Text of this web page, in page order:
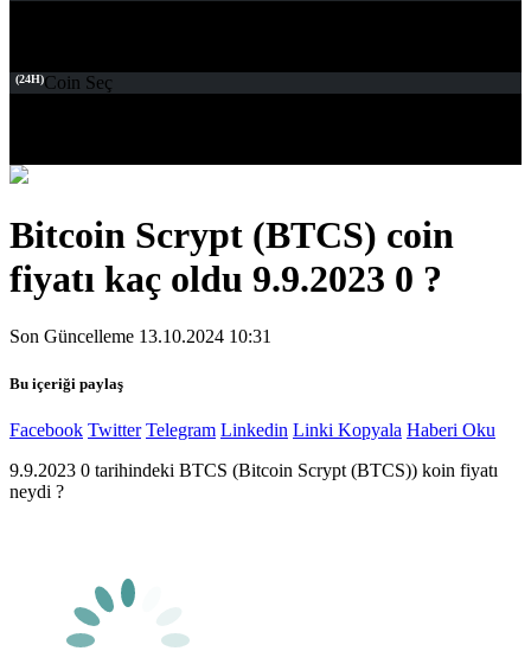
(24H)Coin Seç
Bitcoin Scrypt (BTCS) coin
fiyatı kaç oldu 9.9.2023 0 ?
Son Güncelleme 13.10.2024 10:31
Bu içeriği paylaş
Facebook Twitter Telegram Linkedin Linki Kopyala Haberi Oku
9.9.2023 0 tarihindeki BTCS (Bitcoin Scrypt (BTCS)) koin fiyatı
neydi ?